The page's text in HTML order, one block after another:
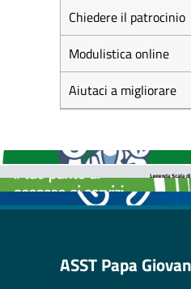
Chiedere il patrocinio
Modulistica online
Aiutaci a migliorare
BOLLETTINI
CASE DI
OSPEDALE DI
ASST Papa